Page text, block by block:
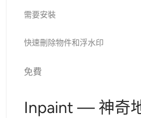
需要安裝
快速刪除物件和浮水印
免費
Inpaint — 神奇